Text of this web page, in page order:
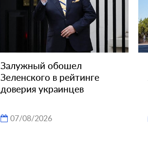
Залужный обошел
Зеленского в рейтинге
доверия украинцев
07/08/2026